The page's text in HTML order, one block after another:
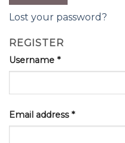
Lost your password?
REGISTER
Username *
Email address*